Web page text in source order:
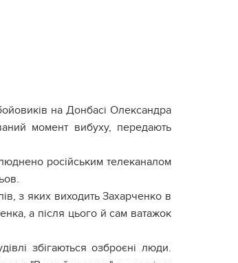
на Донбасі Олександра
момент вибуху, передають
російським телеканалом
з яких виходить Захарченко в
а після цього й сам ватажок
збігаються озброєні люди.